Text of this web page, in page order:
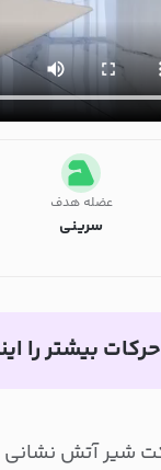
عضله هدف
سرینی
حرکات بیشتر را